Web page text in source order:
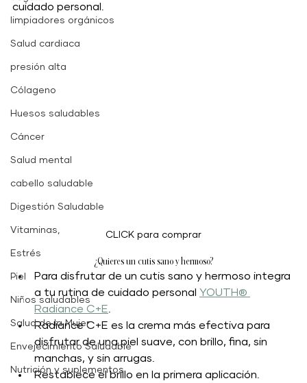
limpiadores orgánicos
Salud cardiaca
presión alta
Cólageno
Huesos saludables
Cáncer
Salud mental
cabello saludable
Digestión Saludable
Vitaminas,
Estrés
Piel
Niños saludables
Salud de la Mujer
Envejecimiento Saludable
Nutrición y suplementos
cuidado personal.
CLICK para comprar
¿Quieres un cutis sano y hermoso?
Para disfrutar de un cutis sano y hermoso integra
a tu rutina de cuidado personal YOUTH®
Radiance C+E
Radiance C+E es la crema más efectiva para
disfrutar de una piel suave, con brillo, fina, sin
manchas, y sin arrugas.
Restablece el brillo en la primera aplicación.